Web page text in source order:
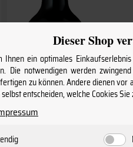
€
inkl.
ab
Dieser Shop
ein optimales
Die notwendigen werden
zu können. Andere dienen
entscheiden, welche Cookies Sie